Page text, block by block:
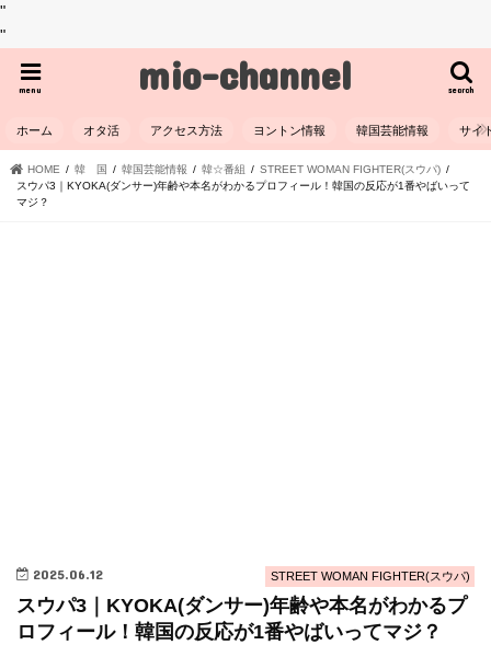
"
"
mio-channel search
menu
ホーム オタ活 アクセス方法 ヨントン情報 韓国芸能情報 サイ
HOME 韓 国 韓国芸能情報 韓☆番組
STREET WOMAN FIGHTER(スウパ)
スウパ3｜KYOKA(ダンサー)年齢や本名がわかるプロフィール！韓国の反応が1番やばいって
マジ？
STREET WOMAN FIGHTER(スウパ)
2025.06.12
スウパ3｜KYOKA(ダンサー)年齢や本名がわかるプ
ロフィール！韓国の反応が1番やばいってマジ？